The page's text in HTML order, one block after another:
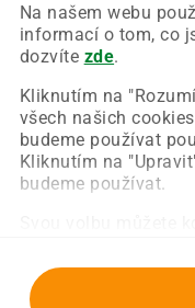
Na našem webu
informací o tom, co
dozvíte zde.
Kliknutím na
všech našich
budeme používat
Kliknutím na
budeme používat.
Chyba nastala
Zkuste prosím
Obnovit